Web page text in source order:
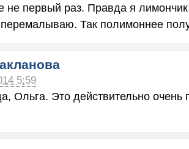
не первый раз. Правда я
Так полимоннее
5:59
Ольга. Это действительно очень